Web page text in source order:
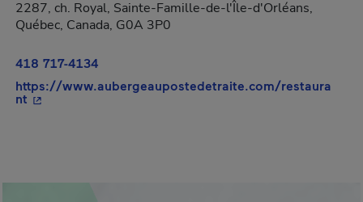
2287, ch. Royal, Sainte-Famille-de-l'Île-d'Orléans,
Québec, Canada, G0A 3P0
418 717-4134
https://www.aubergeaupostedetraite.com/restaura
nt - Cet hyperlien s'ouvrira dans une nouvelle fenêtre.